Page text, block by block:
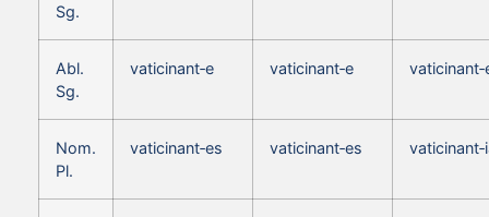
Sg.
Abl.
Sg.
vaticinant‑e vaticinant‑e
Nom.
Pl.
vaticinant‑es vaticinant‑es